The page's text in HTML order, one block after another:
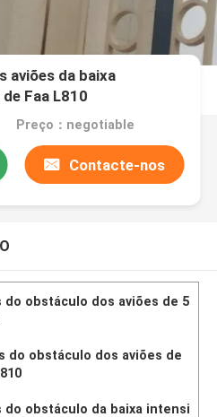
aviões da baixa
Faa L810
Preço：negotiable
Contacte-nos
do obstáculo dos aviões de 5
do obstáculo dos aviões de
do obstáculo da baixa intensi